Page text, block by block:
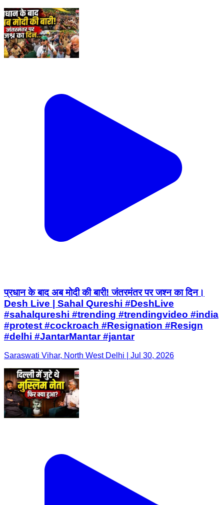
प्रधान के बाद अब मोदी की बारी! जंतरमंतर पर जश्न का दिन।
Desh Live | Sahal Qureshi #DeshLive
#sahalqureshi #trending #trendingvideo #india
#protest #cockroach #Resignation #Resign
#delhi #JantarMantar #jantar
Saraswati Vihar, North West Delhi | Jul 30, 2026